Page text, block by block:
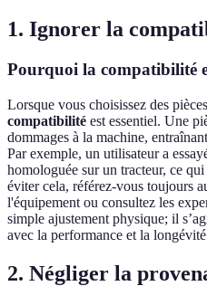
1. Ignorer la
Pourquoi la compatibilité
Lorsque vous choisissez des
compatibilité est essentiel. Une
dommages à la machine,
Par exemple, un utilisateur a
homologuée sur un tracteur, ce
éviter cela, référez-vous toujours
l'équipement ou consultez les
simple ajustement physique; il
avec la performance et la
2. Négliger la